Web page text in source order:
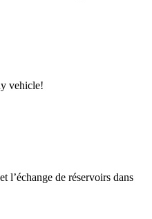
vehicle!
l’échange de réservoirs dans